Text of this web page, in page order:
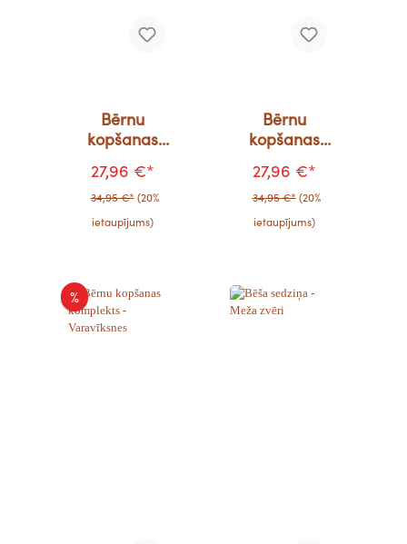
Bērnu
kopšanas
stirnas
27,96 €*
34,95 €* (20%
ietaupījums)
Bērnu
kopšanas
trijstūri
27,96 €*
34,95 €* (20%
ietaupījums)
%